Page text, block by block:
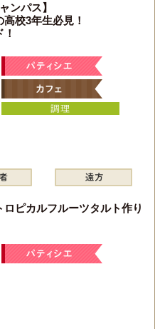
ンパス】
校3年生必見！
ロピカルフルーツタルト作り